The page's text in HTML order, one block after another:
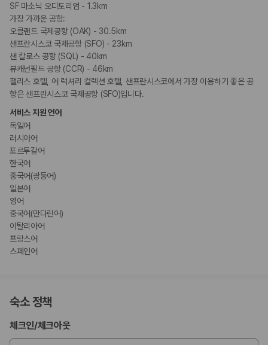
SF 마소닉 오디토리엄 - 1.3km
가장 가까운 공항:
오클랜드 국제공항 (OAK) - 30.5km
샌프란시스코 국제공항 (SFO) - 23km
샌 칼로스 공항 (SQL) - 40km
뷰캐넌필드 공항 (CCR) - 46km
팰리스 호텔, 어 럭셔리 컬렉션 호텔, 샌프란시스코에서 가장 이용하기 좋은 공
항은 샌프란시스코 국제공항 (SFO)입니다.
서비스 지원 언어
독일어
러시아어
포르투갈어
한국어
중국어(광둥어)
일본어
영어
중국어(만다린어)
이탈리아어
프랑스어
스페인어
숙소 정책
체크인/체크아웃